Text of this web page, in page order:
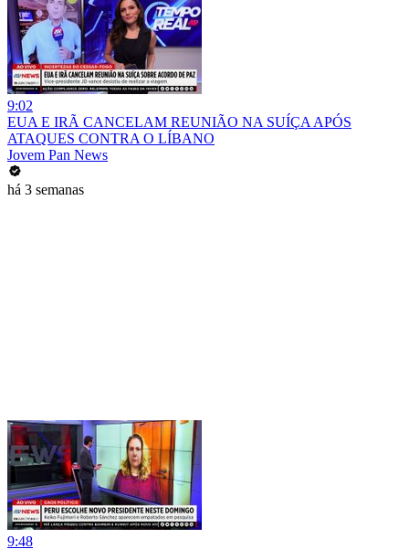
9:02
EUA E IRÃ CANCELAM REUNIÃO NA SUÍÇA APÓS
ATAQUES CONTRA O LÍBANO
Jovem Pan News
há 3 semanas
9:48